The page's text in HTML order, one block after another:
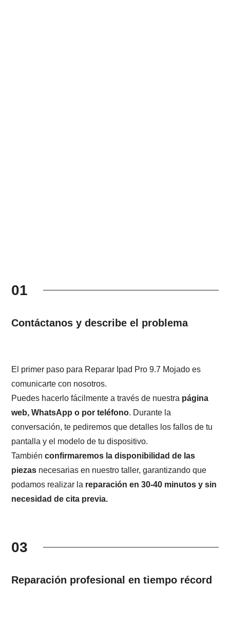
01
Contáctanos y describe el problema
El primer paso para Reparar Ipad Pro 9.7 Mojado es
comunicarte con nosotros.
Puedes hacerlo fácilmente a través de nuestra página
web, WhatsApp o por teléfono. Durante la
conversación, te pediremos que detalles los fallos de tu
pantalla y el modelo de tu dispositivo.
Tambiénconfirmaremos la disponibilidad de las
piezas necesarias en nuestro taller, garantizando que
podamos realizar la reparación en 30-40 minutos y sin
necesidad de cita previa.
03
Reparación profesional en tiempo récord